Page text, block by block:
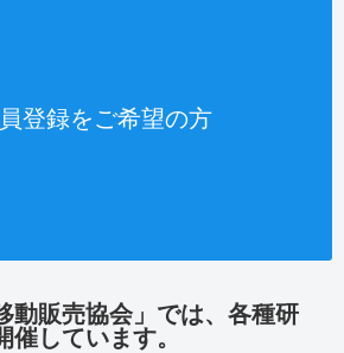
登録をご希望の方
動販売協会」では、各種研
しています。